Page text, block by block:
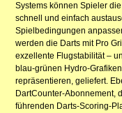
Systems können Spieler
schnell und einfach
Spielbedingungen
werden die Darts mit Pro
exzellente Flugstabilität –
blau-grünen Hydro-
repräsentieren, geliefert.
DartCounter-Abonnement,
führenden Darts-Scoring-